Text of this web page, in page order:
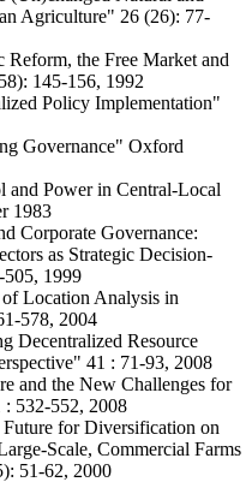
Agriculture" 26 (26): 77-
the Free Market and
145-156, 1992
Policy Implementation"
Governance" Oxford
and Power in Central-Local
1983
Corporate Governance:
as Strategic Decision-
1999
Location Analysis in
578, 2004
Decentralized Resource
41 : 71-93, 2008
and the New Challenges for
: 532-552, 2008
for Diversification on
Scale, Commercial Farms
51-62, 2000